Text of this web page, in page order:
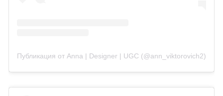
Публикация от Anna | Designer | UGC (@ann_viktorovich2)